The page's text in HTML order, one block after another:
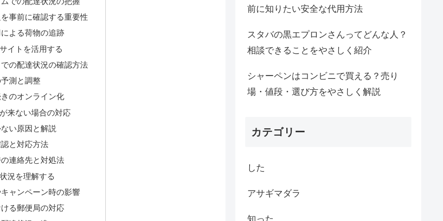
事前に確認する重要性
よる荷物の追跡
イトを活用する
の配達状況の確認方法
測と調整
のオンライン化
来ない場合の対応
い原因と解説
と対応方法
連絡先と対処法
況を理解する
ャンペーン時の影響
る郵便局の対応
前に知りたい安全な代用方法
スタバの黒エプロンさんってどんな人？
相談できることをやさしく紹介
シャーペンはコンビニで買える？売り
場・値段・選び方をやさしく解説
カテゴリー
した
アサギマダラ